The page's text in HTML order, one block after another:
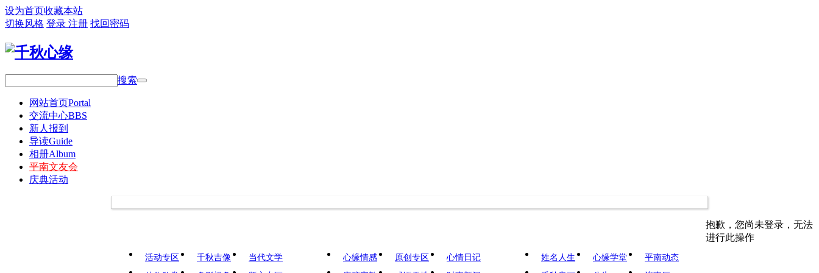
设为首页收藏本站
切换风格 登录 注册 找回密码
搜索
网站首页Portal
交流中心BBS
新人报到
导读Guide
相册Album
平南文友会
庆典活动
活动专区 千秋吉像
当代文学
心缘情感 原创专区
心情日记
姓名人生 心缘学堂
平南动态
抱歉，您尚未登录，无法
进行此操作